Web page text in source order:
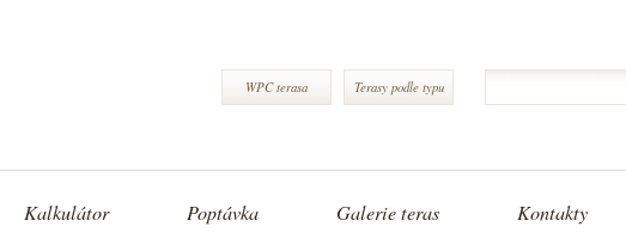
WPC terasa Terasy podle typu
Kalkulátor Poptávka Galerie teras Kontakty